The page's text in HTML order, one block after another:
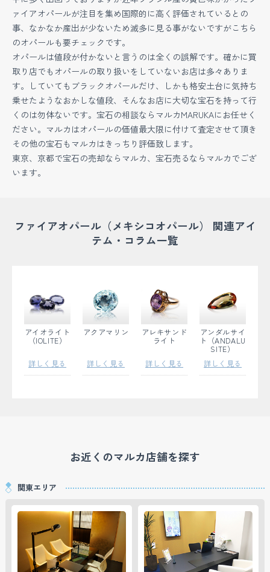
ァイアオパールが注目を集め国際的に高く評価されているとの
事、なかなか産出が少ないため滅多に見る事がないですがこちら
のオパールも要チェックです。
オパールは値段が付かないと言うのは全くの誤解です。確かに買
取り店でもオパールの取り扱いをしていないお店は多々ありま
す。していてもブラックオパールだけ、しかも格安土台に気持ち
乗せたようなおかしな値段、そんなお店に大切な宝石を持って行
くのは勿体ないです。宝石の相談ならマルカMARUKAにお任せく
ださい。マルカはオパールの価値最大限に付けて査定させて頂き
その他の宝石もマルカはきっちり評価致します。
東京、京都で宝石の売却ならマルカ、宝石売るならマルカでござ
います。
ファイアオパール（メキシコオパール） 関連アイ
テム・コラム一覧
アイオライト
（IOLITE）
詳しく見る
アクアマリン
詳しく見る
アレキサンド
ライト
詳しく見る
アンダルサイ
ト（ANDALU
SITE）
詳しく見る
詳しく見る 詳しく見る
クンツァイト
詳しく見る
ゴールデンサ
ファイア
詳しく見る
コンクパール
詳しく見る
サファイア
詳しく見る
お近くのマルカ店舗を探す
関東エリア